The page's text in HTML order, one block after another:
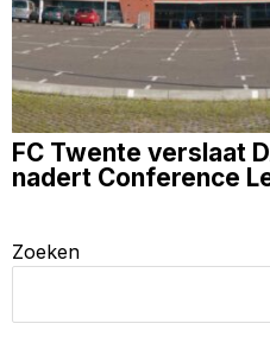
FC Twente verslaat
nadert Conference
Zoeken